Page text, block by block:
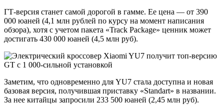
ГТ-версия станет самой дорогой в гамме. Ее цена — от 390
000 юаней (4,1 млн рублей по курсу на момент написания
обзора), хотя с учетом пакета «Track Package» ценник может
достигать 430 000 юаней (4,5 млн руб).
Заметим, что одновременно для YU7 стала доступна и новая
базовая версия, получившая приставку «Standart» в названии.
За нее китайцы запросили 233 500 юаней (2,45 млн руб).